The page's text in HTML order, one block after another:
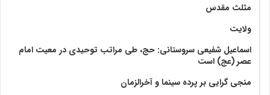
مثلث مقدس
ولايت‏
اسماعیل شفیعی سروستانی: حج، طی مراتب توحیدی در معیت امام
عصر (عج) است
منجی گرایی بر پرده سینما و آخرالزمان